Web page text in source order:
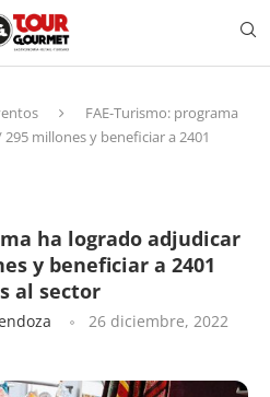
FAE-Turismo: programa
millones y beneficiar a 2401
ha logrado adjudicar
y beneficiar a 2401
al sector
26 diciembre, 2022